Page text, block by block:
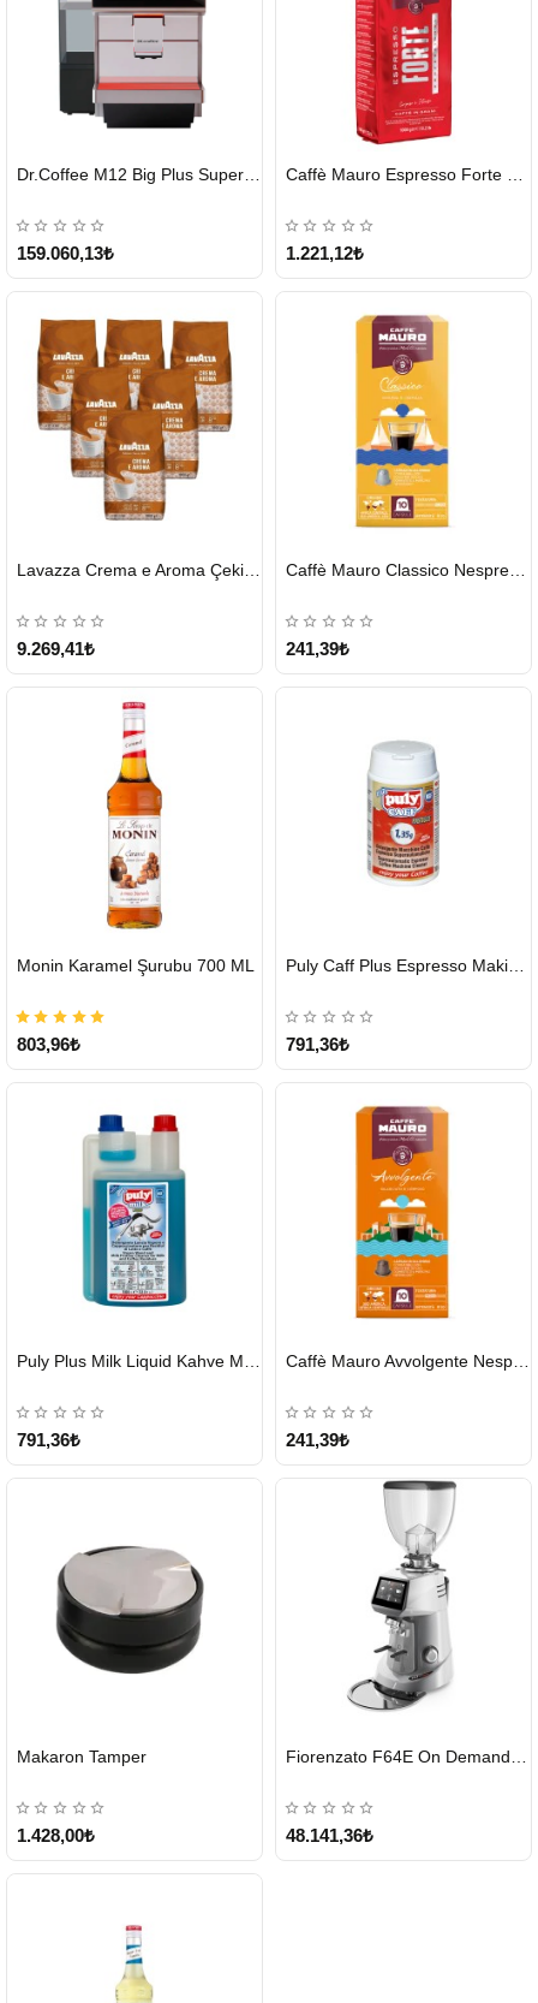
GÖNDERİ
159.060,13₺
GÖNDERİ
1.221,12₺
GÖNDERİ
9.269,41₺
GÖNDERİ
Caffè Mauro Classico Nespresso Kapsül
241,39₺
GÖNDERİ
Monin Karamel Şurubu 700 ML
803,96₺
GÖNDERİ
Puly Caff Plus Espresso Makinesi Temizleyici Tablet 100 x 1.35 G
791,36₺
GÖNDERİ
791,36₺
GÖNDERİ
Caffè Mauro Avvolgente Nespresso Kapsül
241,39₺
GÖNDERİ
Makaron Tamper
1.428,00₺
GÖNDERİ
48.141,36₺